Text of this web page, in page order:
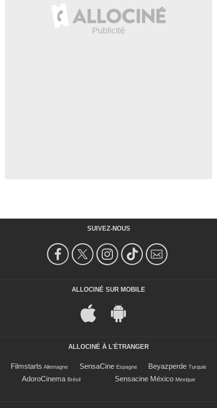
SUIVEZ-NOUS
ALLOCINÉ SUR MOBILE
ALLOCINÉ À L'ÉTRANGER
Filmstarts Allemagne SensaCine Espagne Beyazperde Turquie
AdoroCinema Brésil Sensacine México Mexique